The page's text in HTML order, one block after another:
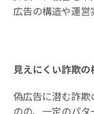
広告の構造や運営
見えにくい詐欺
偽広告に潜む詐
のの、一定のパ